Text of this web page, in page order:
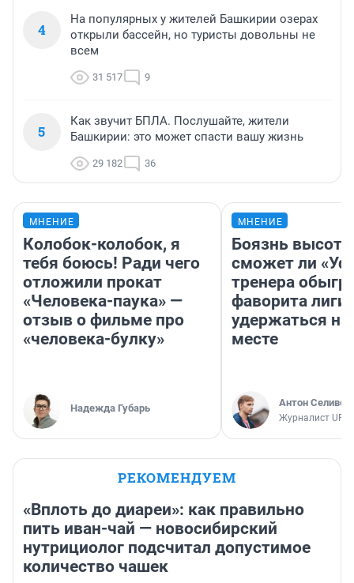
4
На популярных у жителей Башкирии озерах
открыли бассейн, но туристы довольны не
всем
31 517 9
5
Как звучит БПЛА. Послушайте, жители
Башкирии: это может спасти вашу жизнь
29 182 36
МНЕНИЕ
Колобок-колобок, я
тебя боюсь! Ради чего
отложили прокат
«Человека-паука» —
отзыв о фильме про
«человека-булку»
Надежда Губарь
МНЕНИЕ
Боязнь
сможет ли
тренера
фаворита лиги
удержаться
месте
Антон
Журналист
РЕКОМЕНДУЕМ
«Вплоть до диареи»: как правильно
пить иван-чай — новосибирский
нутрициолог подсчитал допустимое
количество чашек